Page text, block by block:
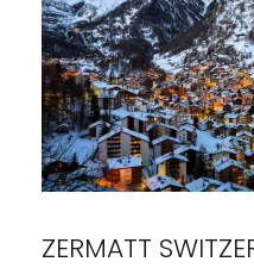
ZERMATT